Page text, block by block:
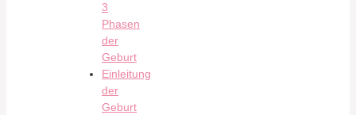
3
Phasen
der
Geburt
Einleitung
der
Geburt